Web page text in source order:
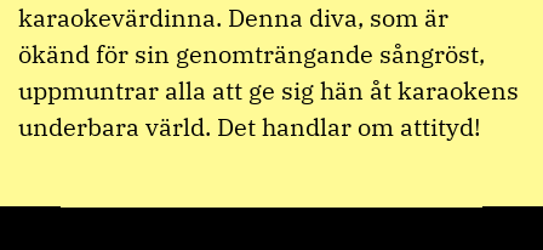
karaokevärdinna. Denna diva, som är
ökänd för sin genomträngande sångröst,
uppmuntrar alla att ge sig hän åt karaokens
underbara värld. Det handlar om attityd!